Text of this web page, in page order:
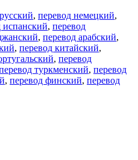
, перевод немецкий,
испанский, перевод
, перевод арабский,
, перевод китайский,
, перевод
туркменский, перевод
, перевод финский, перевод